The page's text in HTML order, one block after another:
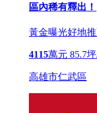
區內稀有釋出！
黃金曝光好地
4115萬元 85.7
高雄市仁武區